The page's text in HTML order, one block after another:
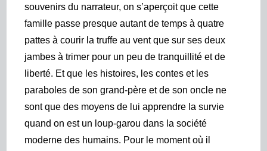
souvenirs du narrateur, on s’aperçoit que cette
famille passe presque autant de temps à quatre
pattes à courir la truffe au vent que sur ses deux
jambes à trimer pour un peu de tranquillité et de
liberté. Et que les histoires, les contes et les
paraboles de son grand-père et de son oncle ne
sont que des moyens de lui apprendre la survie
quand on est un loup-garou dans la société
moderne des humains. Pour le moment où il